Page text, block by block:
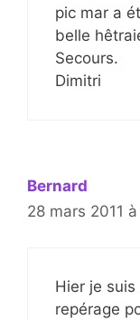
pic mar a
belle
Secours.
Dimitri
Bernard
28 mars 2011
Hier je
repérage